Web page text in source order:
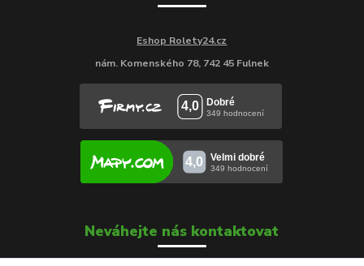
Eshop Rolety24.cz
nám. Komenského 78, 742 45 Fulnek
Neváhejte nás kontaktovat